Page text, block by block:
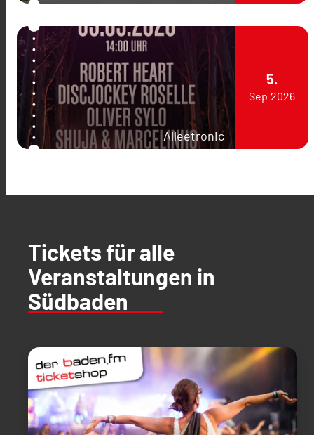
Alleetronic
5.
Sep 2026
Tickets für alle
Veranstaltungen in
Südbaden